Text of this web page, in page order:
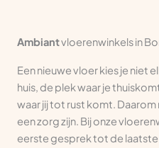
Ambiantvloerenwinkels in
Een nieuwe vloer kies je niet
huis, de plek waar je
waar jij tot rust komt.
een zorg zijn. Bij onze
eerste gesprek tot de